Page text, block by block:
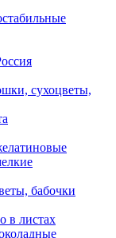
сухоцветы,
бабочки
в листах